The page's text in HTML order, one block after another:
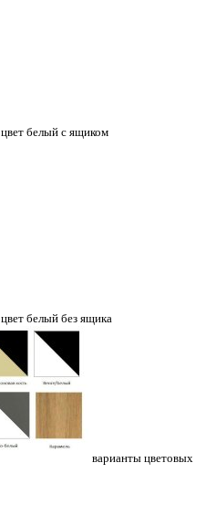
цвет белый с ящиком
цвет белый без ящика
варианты цветовых